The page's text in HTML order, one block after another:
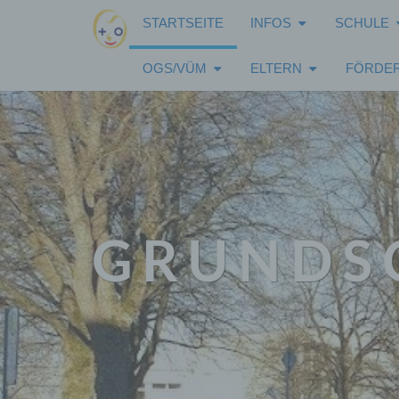
STARTSEITE INFOS SCHULE
OGS/VÜM ELTERN